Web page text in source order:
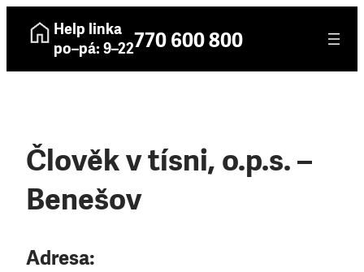
Help linka
po–pá: 9–22770 600 800
Člověk v tísni, o.p.s. –
Benešov
Adresa: